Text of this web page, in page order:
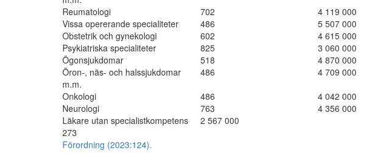
Reumatologi
702
4 119 000
Vissa opererande specialiteter
486
5 507 000
Obstetrik och gynekologi
602
4 615 000
Psykiatriska specialiteter
825
3 060 000
Ögonsjukdomar
518
4 870 000
Öron-, näs- och halssjukdomar
m.m.
486
4 709 000
Onkologi
486
4 042 000
Neurologi
763
4 356 000
Läkare utan specialistkompetens
273
2 567 000
Förordning (2023:124).